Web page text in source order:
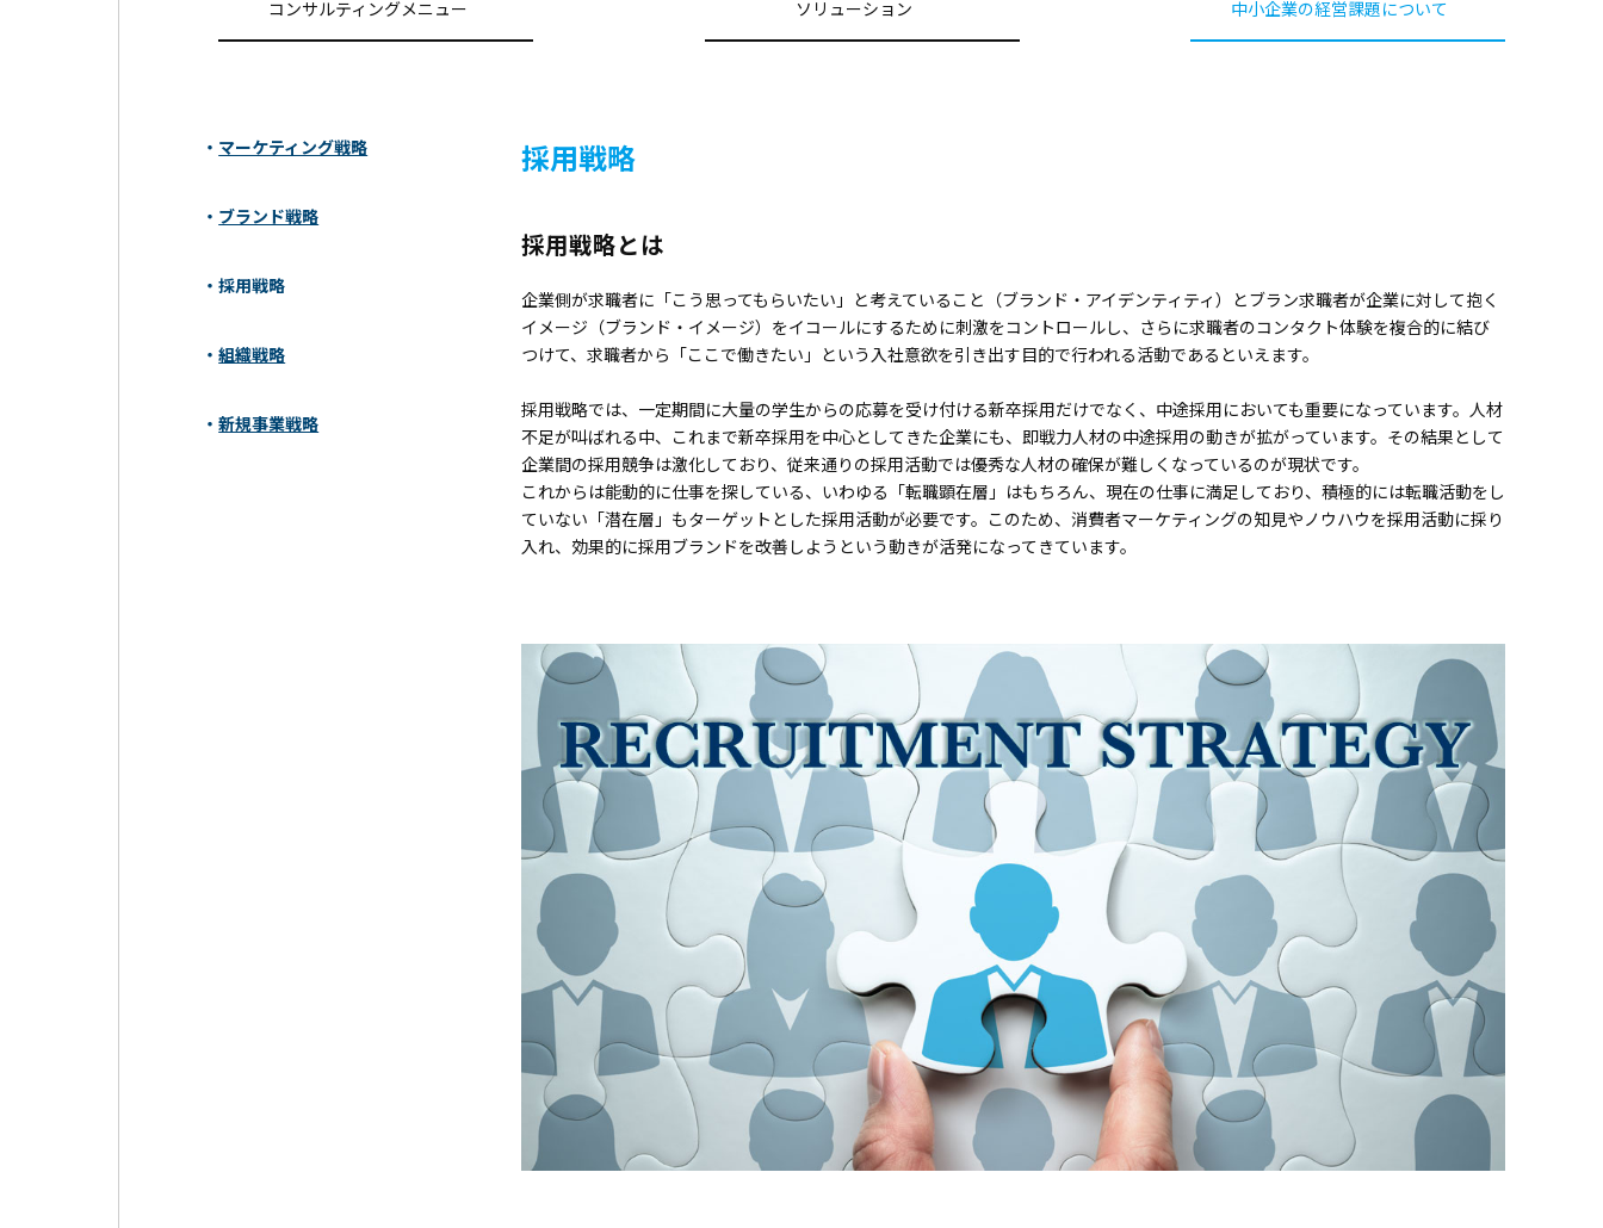
コンサルティングメニュー ソリューション 中小企業の経営課題について
採用戦略
採用戦略とは
企業側が求職者に「こう思ってもらいたい」と考えていること（ブランド・アイデンティティ）とブラン求職者が企業に対して抱く
イメージ（ブランド・イメージ）をイコールにするために刺激をコントロールし、さらに求職者のコンタクト体験を複合的に結び
つけて、求職者から「ここで働きたい」という入社意欲を引き出す目的で行われる活動であるといえます。
採用戦略では、一定期間に大量の学生からの応募を受け付ける新卒採用だけでなく、中途採用においても重要になっています。人材
不足が叫ばれる中、これまで新卒採用を中心としてきた企業にも、即戦力人材の中途採用の動きが拡がっています。その結果として
企業間の採用競争は激化しており、従来通りの採用活動では優秀な人材の確保が難しくなっているのが現状です。
これからは能動的に仕事を探している、いわゆる「転職顕在層」はもちろん、現在の仕事に満足しており、積極的には転職活動をし
ていない「潜在層」もターゲットとした採用活動が必要です。このため、消費者マーケティングの知見やノウハウを採用活動に採り
入れ、効果的に採用ブランドを改善しようという動きが活発になってきています。
マーケティング戦略
ブランド戦略
採用戦略
組織戦略
新規事業戦略